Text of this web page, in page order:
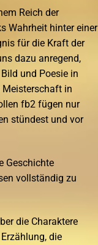
Reich der
Wahrheit hinter einer
für die Kraft der
dazu anregend,
und Poesie in
in
fb2 fügen nur
stündest und vor
Geschichte
vollständig zu
die Charaktere
die